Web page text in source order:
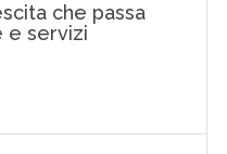
che passa
e servizi